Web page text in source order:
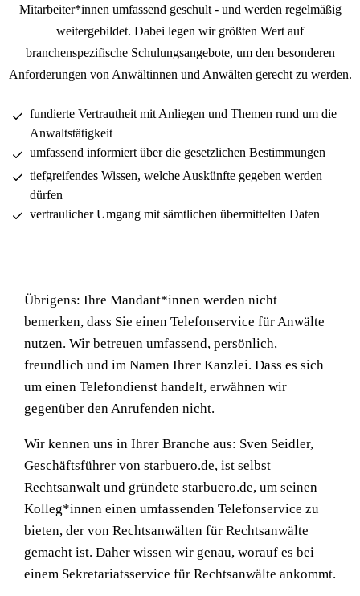
Mitarbeiter*innen umfassend geschult - und werden regelmäßig
weitergebildet. Dabei legen wir größten Wert auf
branchenspezifische Schulungsangebote, um den besonderen
Anforderungen von Anwältinnen und Anwälten gerecht zu werden.
fundierte Vertrautheit mit Anliegen und Themen rund um die
Anwaltstätigkeit
umfassend informiert über die gesetzlichen Bestimmungen
tiefgreifendes Wissen, welche Auskünfte gegeben werden
dürfen
vertraulicher Umgang mit sämtlichen übermittelten Daten
Übrigens: Ihre Mandant*innen werden nicht
bemerken, dass Sie einen Telefonservice für Anwälte
nutzen. Wir betreuen umfassend, persönlich,
freundlich und im Namen Ihrer Kanzlei. Dass es sich
um einen Telefondienst handelt, erwähnen wir
gegenüber den Anrufenden nicht.
Wir kennen uns in Ihrer Branche aus: Sven Seidler,
Geschäftsführer von starbuero.de, ist selbst
Rechtsanwalt und gründete starbuero.de, um seinen
Kolleg*innen einen umfassenden Telefonservice zu
bieten, der von Rechtsanwälten für Rechtsanwälte
gemacht ist. Daher wissen wir genau, worauf es bei
einem Sekretariatsservice für Rechtsanwälte ankommt.